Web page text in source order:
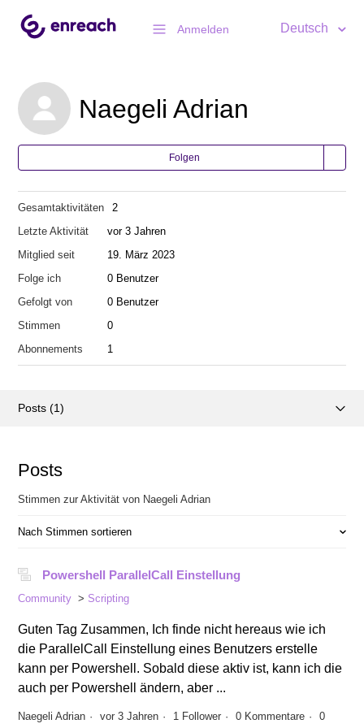
Anmelden Deutsch
Naegeli Adrian
Folgen
Gesamtaktivitäten
2
Letzte Aktivität
vor 3 Jahren
Mitglied seit
19. März 2023
Folge ich
0 Benutzer
Gefolgt von
0 Benutzer
Stimmen
0
Abonnements
1
Posts (1)
Posts
Stimmen zur Aktivität von Naegeli Adrian
Nach Stimmen sortieren
Powershell ParallelCall Einstellung
Community Scripting
Guten Tag Zusammen, Ich finde nicht hereaus wie ich
die ParallelCall Einstellung eines Benutzers erstelle
kann per Powershell. Sobald diese aktiv ist, kann ich die
auch per Powershell ändern, aber ...
Naegeli Adrian vor 3 Jahren 1 Follower 0 Kommentare 0